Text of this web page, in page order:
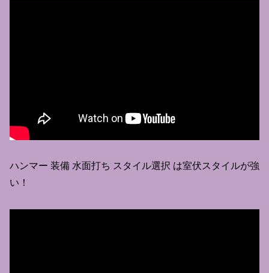
ハンマー 装備 水面打ち スタイル選択 は室伏スタイルが強
い！